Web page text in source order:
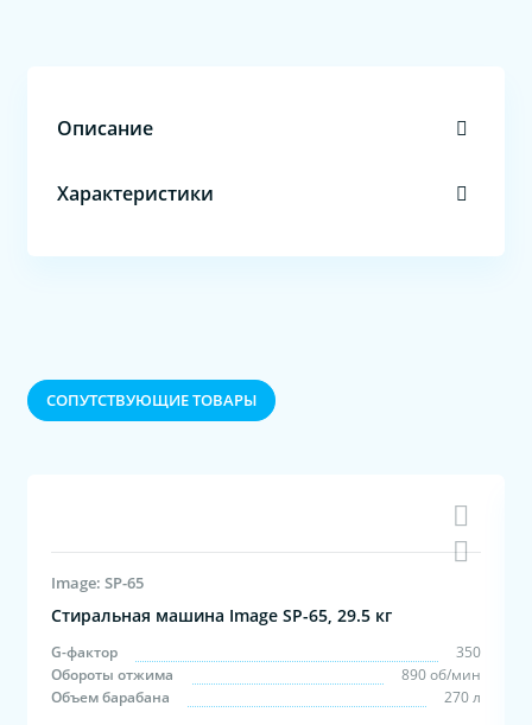
Описание
Характеристики
CОПУТСТВУЮЩИЕ ТОВАРЫ
Image: SP-65
Стиральная машина Image SP-65, 29.5 кг
G-фактор
350
Обороты отжима
890 об/мин
Объем барабана
270 л